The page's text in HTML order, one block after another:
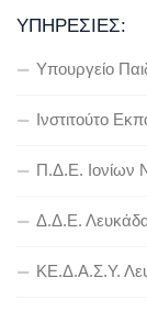
ΥΠΗΡΕΣΊΕΣ:
Υπουργείο
Ινστιτούτο
Π.Δ.Ε. Ιονίων
Δ.Δ.Ε.
ΚΕ.Δ.Α.Σ.Υ.